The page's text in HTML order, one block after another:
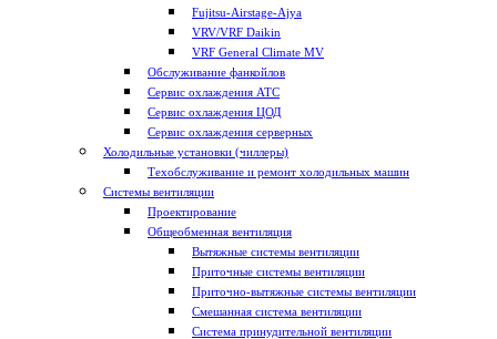
Fujitsu-Airstage-Ajya
VRV/VRF Daikin
VRF General Climate MV
Обслуживание фанкойлов
Сервис охлаждения АТС
Сервис охлаждения ЦОД
Сервис охлаждения серверных
Холодильные установки (чиллеры)
Техобслуживание и ремонт холодильных машин
Системы вентиляции
Проектирование
Общеобменная вентиляция
Вытяжные системы вентиляции
Приточные системы вентиляции
Приточно-вытяжные системы вентиляции
Смешанная система вентиляции
Система принудительной вентиляции